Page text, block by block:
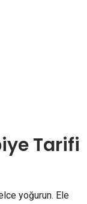
Tarifi
yoğurun. Ele